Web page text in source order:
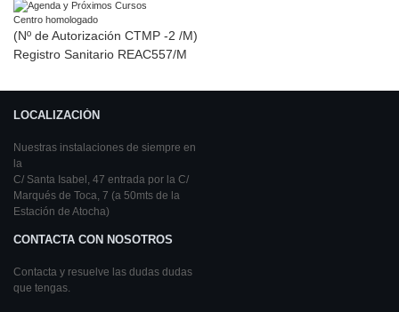
Centro homologado
(Nº de Autorización CTMP -2 /M)
Registro Sanitario REAC557/M
LOCALIZACIÓN
Nuestras instalaciones de siempre en
la
C/ Santa Isabel, 47 entrada por la C/
Marqués de Toca, 7 (a 50mts de la
Estación de Atocha)
CONTACTA CON NOSOTROS
Contacta y resuelve las dudas dudas
que tengas.